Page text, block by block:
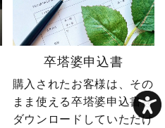
卒塔婆申込書
購入されたお客様は、その
まま使える卒塔婆申込書を
ダウンロードしていただけ